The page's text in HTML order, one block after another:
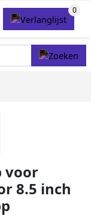
voor
8.5 inch